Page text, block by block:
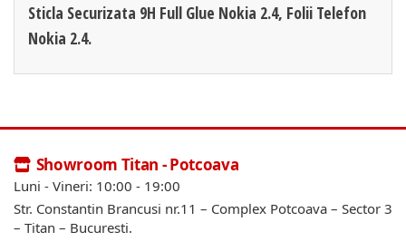
Sticla Securizata 9H Full Glue Nokia 2.4, Folii Telefon
Nokia 2.4.
Showroom Titan - Potcoava
Luni - Vineri: 10:00 - 19:00
Str. Constantin Brancusi nr.11 – Complex Potcoava – Sector 3
– Titan – Bucuresti.